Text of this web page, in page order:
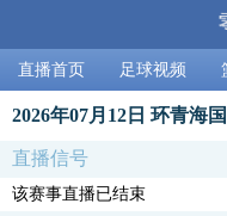
直播首页 足球视频
2026年07月12日 环青海
直播信号
该赛事直播已结束